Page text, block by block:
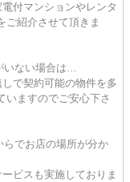
付マンションやレンタ
ご紹介させて頂きま
ない場合は…
で契約可能の物件を多
いますのでご安心下さ
でお店の場所が分か
ビスも実施しておりま